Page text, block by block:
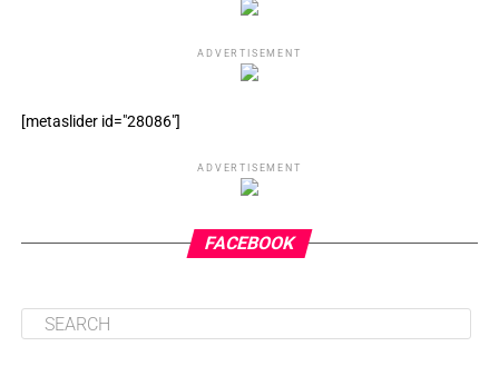
ADVERTISEMENT
[metaslider id="28086"]
ADVERTISEMENT
FACEBOOK